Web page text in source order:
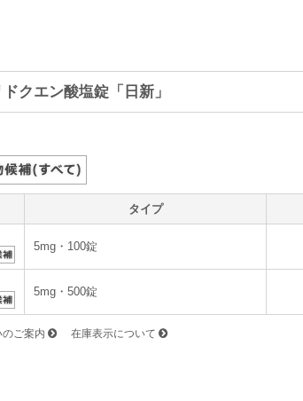
クエン酸塩錠「日新」
タイプ
5mg・100錠
5mg・500錠
ご案内 在庫表示について